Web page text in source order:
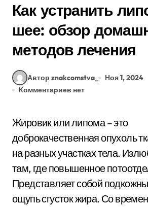
Как устранить
шее: обзор
методов лечения
Автор znakcomstva_
Ноя 1, 2024
Комментариев нет
Жировик или липома – это
доброкачественная опухоль
на разных участках тела.
там, где повышенное
Представляет собой
ощупь сгусток жира. Со